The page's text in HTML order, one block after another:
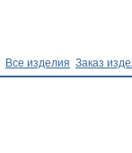
Все изделия Заказ